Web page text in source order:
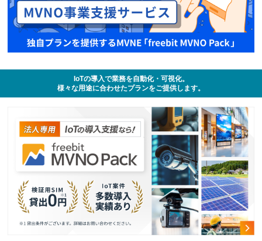
IoTの導入で業務を自動化・可視化。
様々な用途に合わせたプランをご提供します。